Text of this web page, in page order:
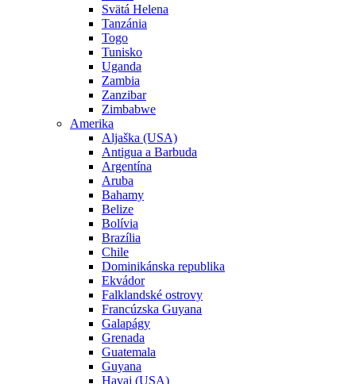
Svätá Helena
Tanzánia
Togo
Tunisko
Uganda
Zambia
Zanzibar
Zimbabwe
Amerika
Aljaška (USA)
Antigua a Barbuda
Argentína
Aruba
Bahamy
Belize
Bolívia
Brazília
Chile
Dominikánska republika
Ekvádor
Falklandské ostrovy
Francúzska Guyana
Galapágy
Grenada
Guatemala
Guyana
Havaj (USA)